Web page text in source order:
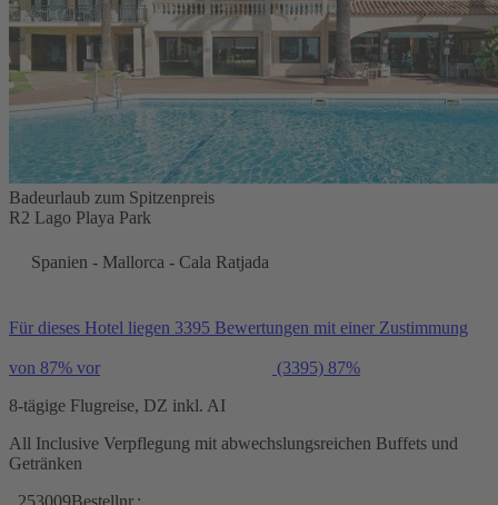
Badeurlaub zum Spitzenpreis
R2 Lago Playa Park
Spanien - Mallorca - Cala Ratjada
Für dieses Hotel liegen 3395 Bewertungen mit einer Zustimmung
von 87% vor (3395) 87%
8-tägige Flugreise, DZ inkl. AI
All Inclusive Verpflegung mit abwechslungsreichen Buffets und
Getränken
253009Bestellnr.: